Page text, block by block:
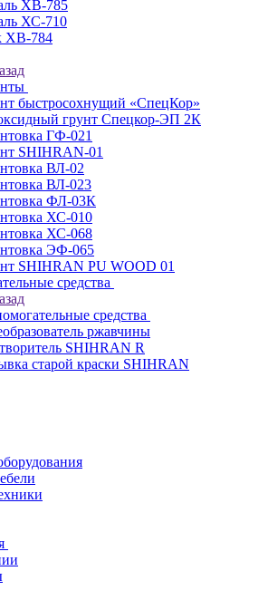
ХВ-785
ХС-710
ХВ-784
быстросохнущий «СпецКор»
грунт Спецкор-ЭП 2К
ГФ-021
SHIHRAN-01
ВЛ-02
ВЛ-023
ФЛ-03К
ХС-010
ХС-068
ЭФ-065
SHIHRAN PU WOOD 01
средства
средства
ржавчины
SHIHRAN R
старой краски SHIHRAN